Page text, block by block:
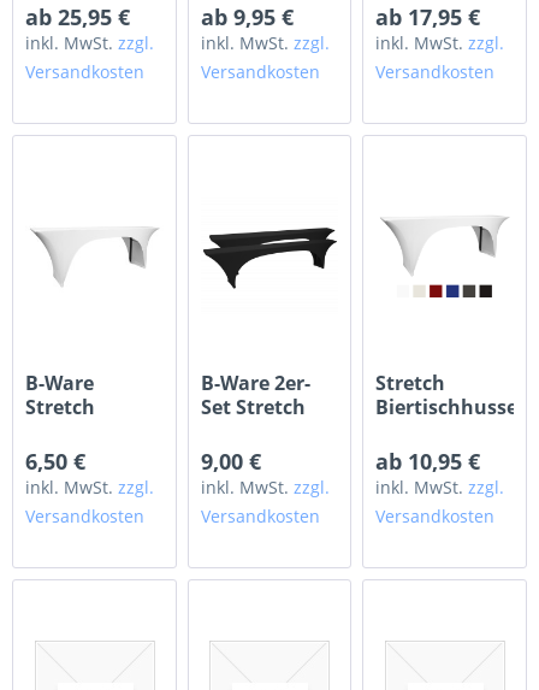
ab 25,95 €
inkl. MwSt.zzgl.
Versandkosten
ab 9,95 €
inkl. MwSt. zzgl.
Versandkosten
ab 17,95 €
inkl. MwSt.zzgl.
Versandkosten
B-Ware
Stretch
weiss 220 x 50
cm
6,50 €
inkl. MwSt.zzgl.
Versandkosten
B-Ware 2er-
Set Stretch
220cm x...
9,00 €
inkl. MwSt. zzgl.
Versandkosten
Stretch
Biertischhusse
ab 10,95 €
inkl. MwSt.zzgl.
Versandkosten